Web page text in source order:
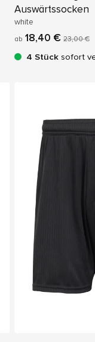
Auswärtssocken
white
ab 18,40 € 23,00 €
4 Stück sofort